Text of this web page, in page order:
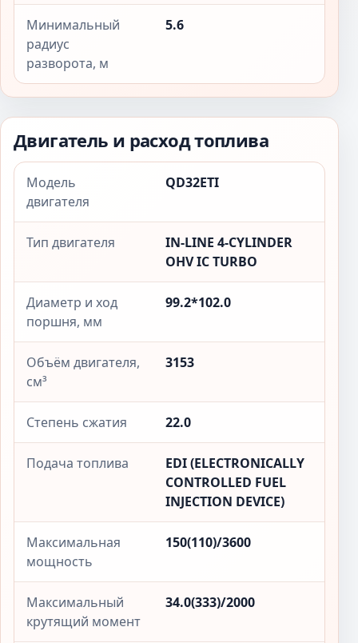
Минимальный
радиус
разворота, м
5.6
Двигатель и расход топлива
Модель
двигателя
QD32ETI
Тип двигателя
IN-LINE 4-CYLINDER
OHV IC TURBO
Диаметр и ход
поршня, мм
99.2*102.0
Объём двигателя,
см³
3153
Степень сжатия 22.0
Подача топлива
EDI (ELECTRONICALLY
CONTROLLED FUEL
INJECTION DEVICE)
Максимальная
мощность
150(110)/3600
Максимальный
крутящий момент
34.0(333)/2000